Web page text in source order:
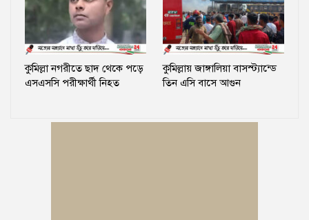
কুমিল্লা নগরীতে ছাদ থেকে পড়ে
এসএসসি পরীক্ষার্থী নিহত
কুমিল্লায় জাঙ্গালিয়া বাসস্ট্যান্ডে
তিন এসি বাসে আগুন